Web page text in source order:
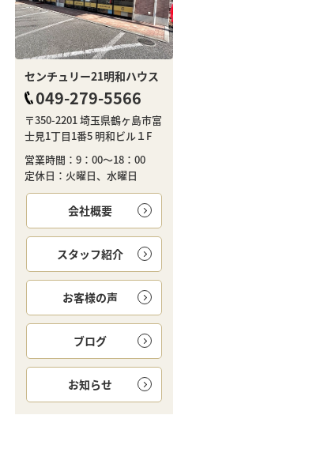
センチュリー21明和ハウス
049-279-5566
〒350-2201 埼玉県鶴ヶ島市富
士見1丁目1番5 明和ビル１F
営業時間：9：00～18：00
定休日：火曜日、水曜日
会社概要
スタッフ紹介
お客様の声
ブログ
お知らせ